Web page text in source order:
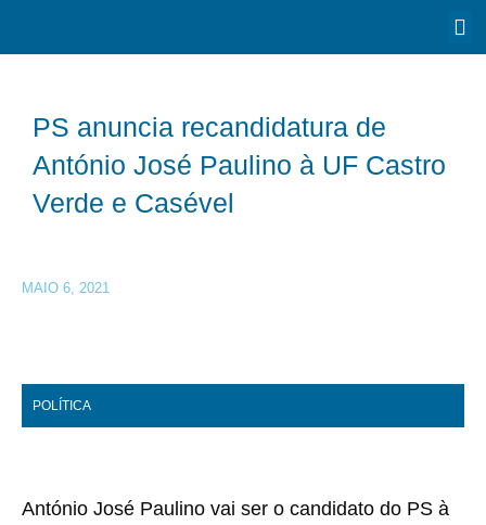
PS anuncia recandidatura de
António José Paulino à UF Castro
Verde e Casével
MAIO 6, 2021
POLÍTICA
António José Paulino vai ser o candidato do PS à